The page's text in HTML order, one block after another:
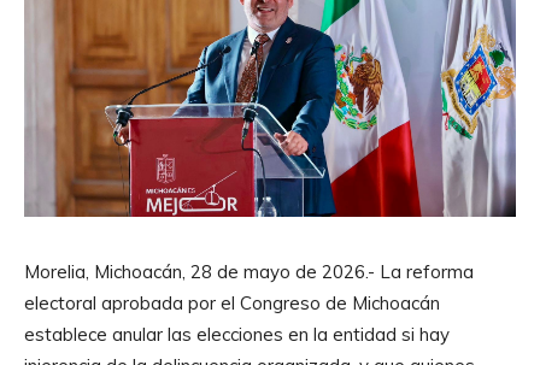
Morelia, Michoacán, 28 de mayo de 2026.- La reforma
electoral aprobada por el Congreso de Michoacán
establece anular las elecciones en la entidad si hay